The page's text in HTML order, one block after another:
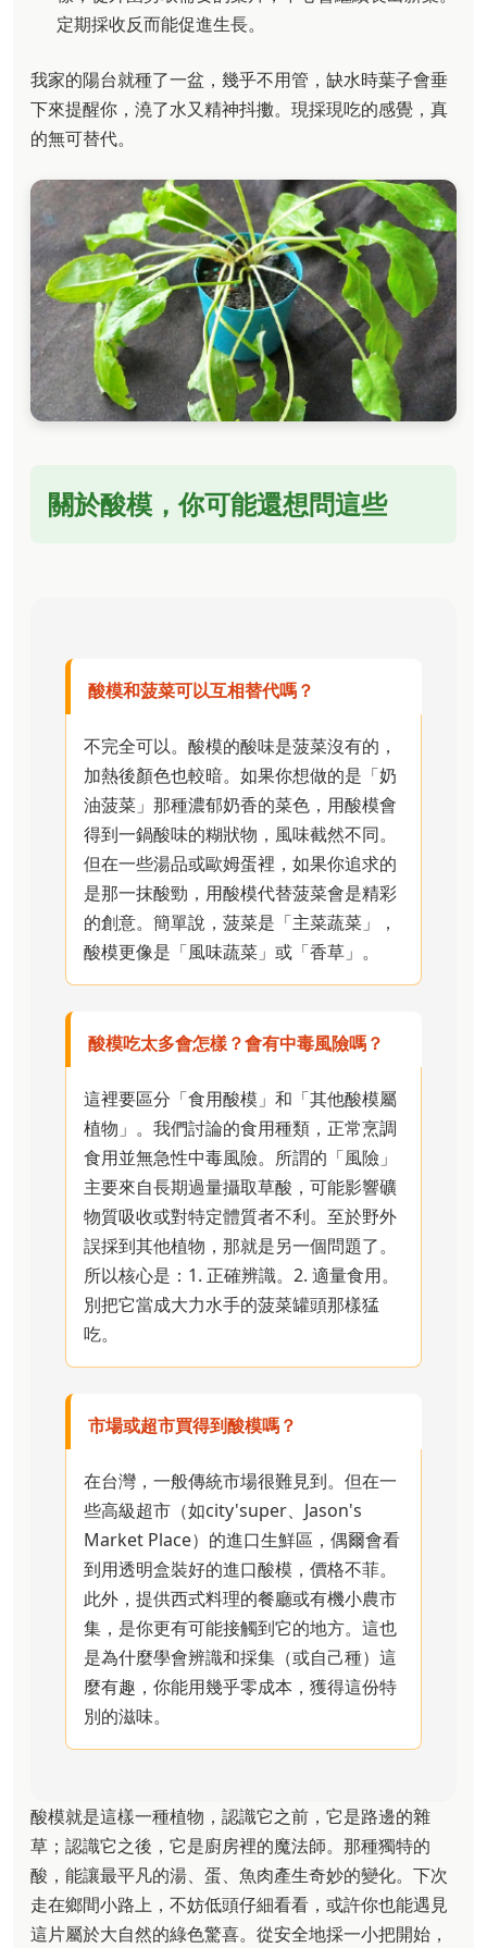
定期採收反而能促進生長。
我家的陽台就種了一盆，幾乎不用管，缺水時葉子會垂
下來提醒你，澆了水又精神抖擻。現採現吃的感覺，真
的無可替代。
關於酸模，你可能還想問這些
酸模和菠菜可以互相替代嗎？
不完全可以。酸模的酸味是菠菜沒有的，
加熱後顏色也較暗。如果你想做的是「奶
油菠菜」那種濃郁奶香的菜色，用酸模會
得到一鍋酸味的糊狀物，風味截然不同。
但在一些湯品或歐姆蛋裡，如果你追求的
是那一抹酸勁，用酸模代替菠菜會是精彩
的創意。簡單說，菠菜是「主菜蔬菜」，
酸模更像是「風味蔬菜」或「香草」。
酸模吃太多會怎樣？會有中毒風險嗎？
這裡要區分「食用酸模」和「其他酸模屬
植物」。我們討論的食用種類，正常烹調
食用並無急性中毒風險。所謂的「風險」
主要來自長期過量攝取草酸，可能影響礦
物質吸收或對特定體質者不利。至於野外
誤採到其他植物，那就是另一個問題了。
所以核心是：1. 正確辨識。2. 適量食用。
別把它當成大力水手的菠菜罐頭那樣猛
吃。
市場或超市買得到酸模嗎？
在台灣，一般傳統市場很難見到。但在一
些高級超市（如city'super、Jason's
Market Place）的進口生鮮區，偶爾會看
到用透明盒裝好的進口酸模，價格不菲。
此外，提供西式料理的餐廳或有機小農市
集，是你更有可能接觸到它的地方。這也
是為什麼學會辨識和採集（或自己種）這
麼有趣，你能用幾乎零成本，獲得這份特
別的滋味。
酸模就是這樣一種植物，認識它之前，它是路邊的雜
草；認識它之後，它是廚房裡的魔法師。那種獨特的
酸，能讓最平凡的湯、蛋、魚肉產生奇妙的變化。下次
走在鄉間小路上，不妨低頭仔細看看，或許你也能遇見
這片屬於大自然的綠色驚喜。從安全地採一小把開始，